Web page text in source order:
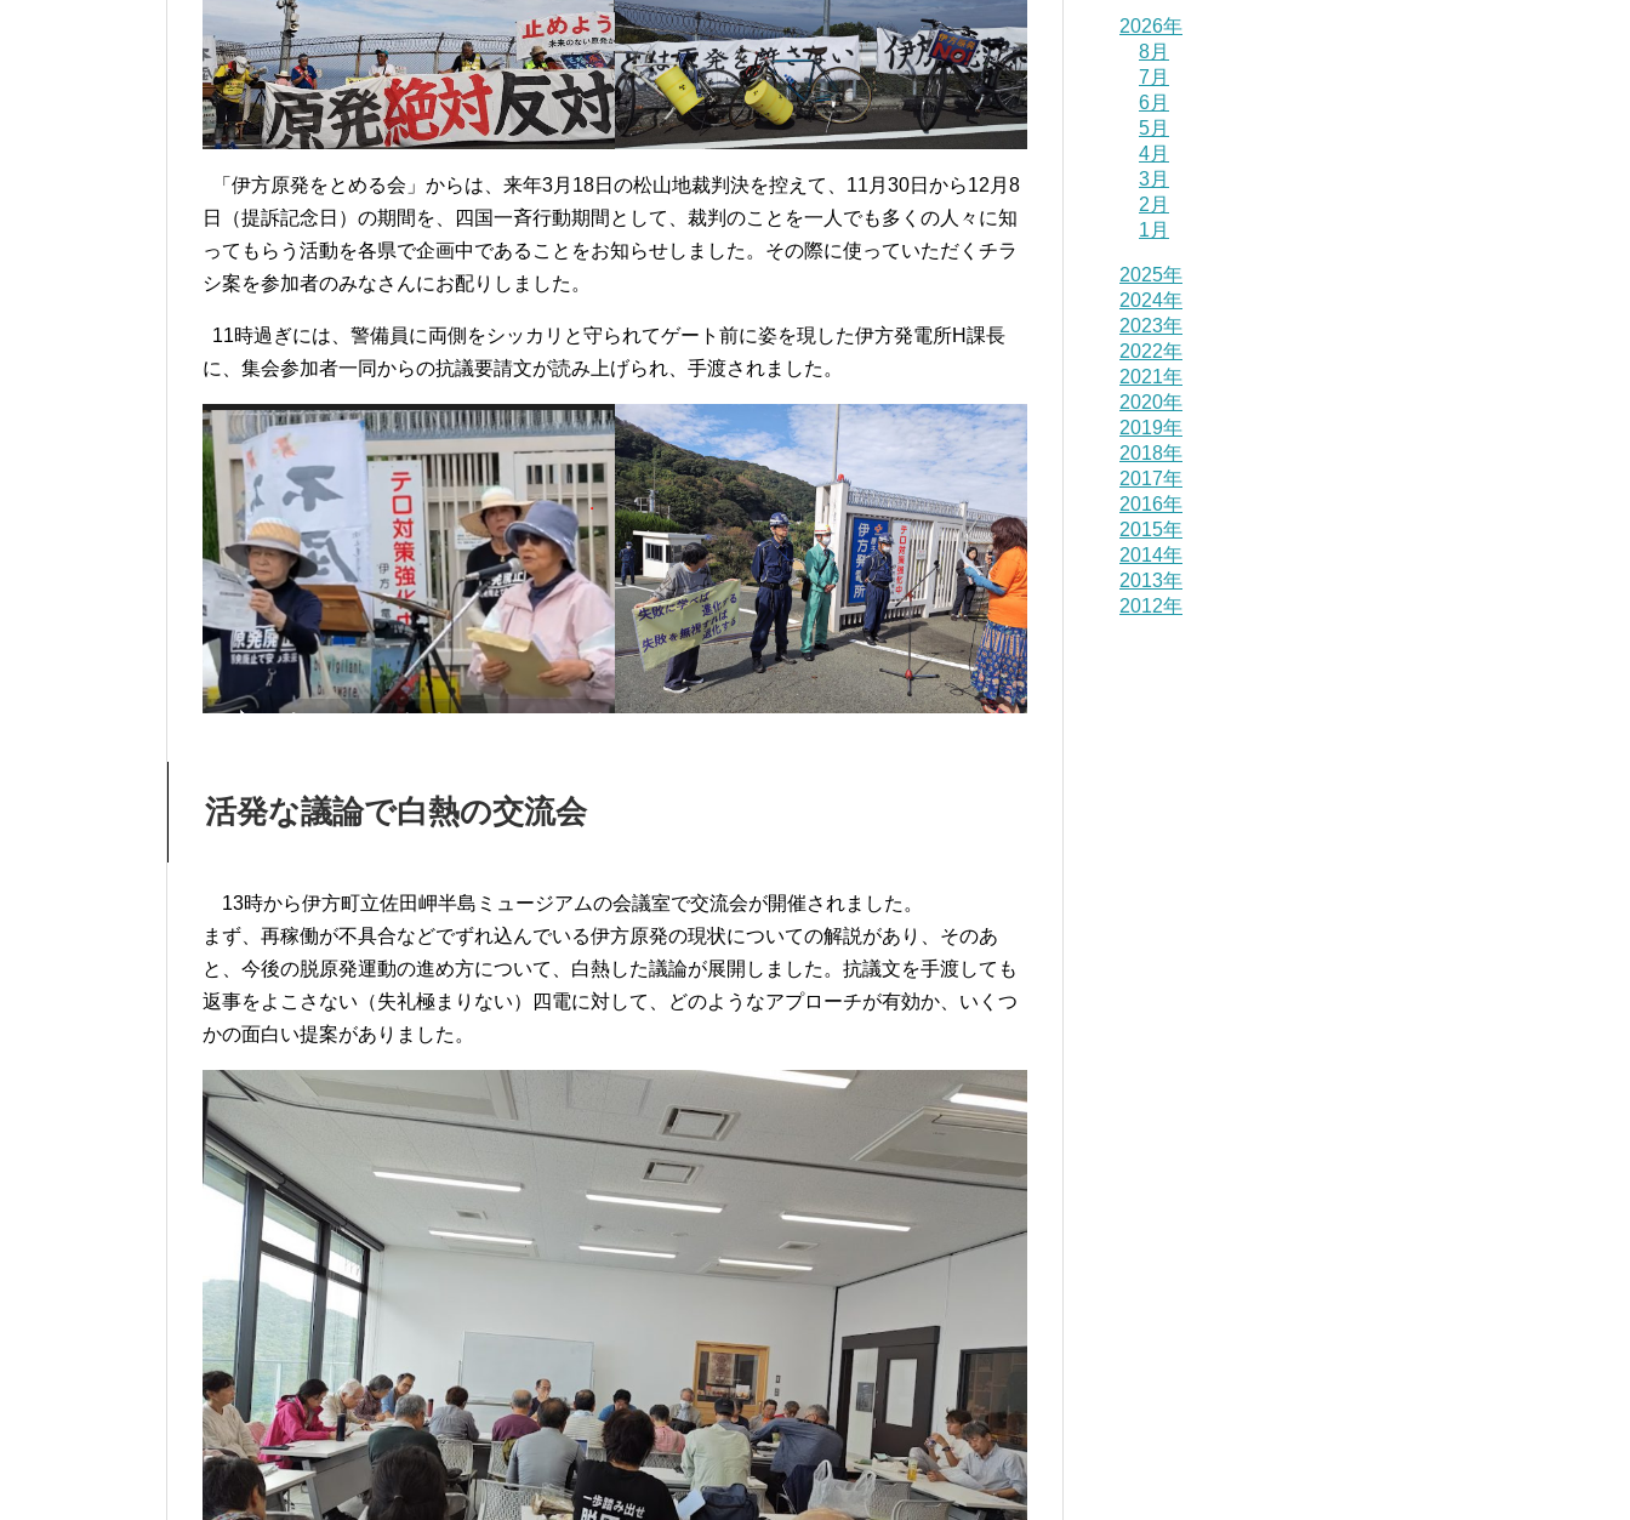
「伊方原発をとめる会」からは、来年3月18日の松山地裁判決を控えて、11月30日から12月8
日（提訴記念日）の期間を、四国一斉行動期間として、裁判のことを一人でも多くの人々に知
ってもらう活動を各県で企画中であることをお知らせしました。その際に使っていただくチラ
シ案を参加者のみなさんにお配りしました。
11時過ぎには、警備員に両側をシッカリと守られてゲート前に姿を現した伊方発電所H課長
に、集会参加者一同からの抗議要請文が読み上げられ、手渡されました。
活発な議論で白熱の交流会
13時から伊方町立佐田岬半島ミュージアムの会議室で交流会が開催されました。
まず、再稼働が不具合などでずれ込んでいる伊方原発の現状についての解説があり、そのあ
と、今後の脱原発運動の進め方について、白熱した議論が展開しました。抗議文を手渡しても
返事をよこさない（失礼極まりない）四電に対して、どのようなアプローチが有効か、いくつ
かの面白い提案がありました。
2026年
8月
7月
6月
5月
4月
3月
2月
1月
2025年
2024年
2023年
2022年
2021年
2020年
2019年
2018年
2017年
2016年
2015年
2014年
2013年
2012年